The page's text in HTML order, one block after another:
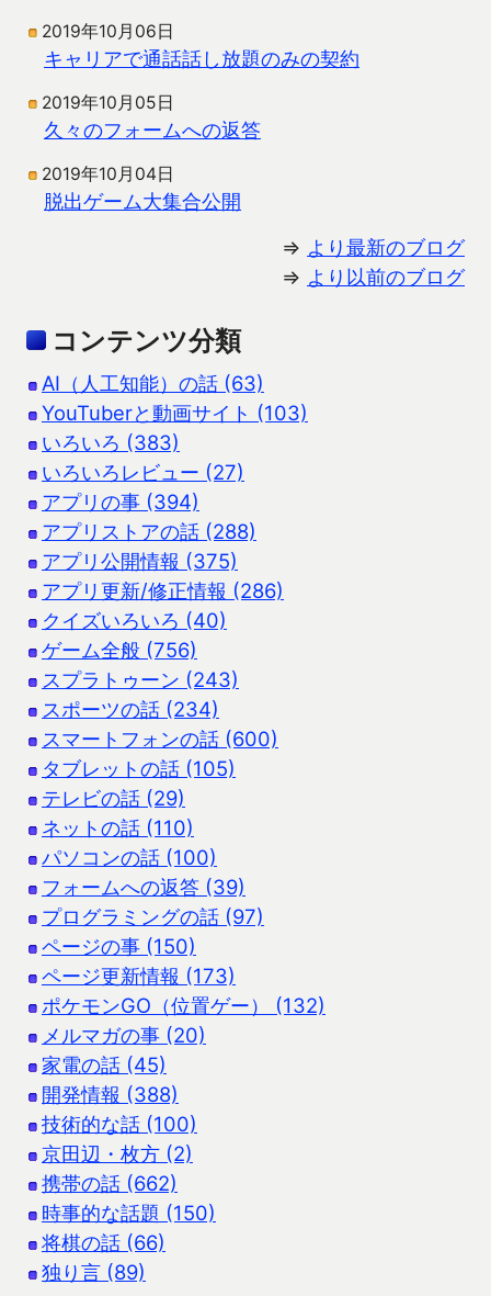
2019年10月06日
キャリアで通話話し放題のみの契約
2019年10月05日
久々のフォームへの返答
2019年10月04日
脱出ゲーム大集合公開
⇒ より最新のブログ
⇒ より以前のブログ
コンテンツ分類
AI（人工知能）の話 (63)
YouTuberと動画サイト (103)
いろいろ (383)
いろいろレビュー (27)
アプリの事 (394)
アプリストアの話 (288)
アプリ公開情報 (375)
アプリ更新/修正情報 (286)
クイズいろいろ (40)
ゲーム全般 (756)
スプラトゥーン (243)
スポーツの話 (234)
スマートフォンの話 (600)
タブレットの話 (105)
テレビの話 (29)
ネットの話 (110)
パソコンの話 (100)
フォームへの返答 (39)
プログラミングの話 (97)
ページの事 (150)
ページ更新情報 (173)
ポケモンGO（位置ゲー） (132)
メルマガの事 (20)
家電の話 (45)
開発情報 (388)
技術的な話 (100)
京田辺・枚方 (2)
携帯の話 (662)
時事的な話題 (150)
将棋の話 (66)
独り言 (89)